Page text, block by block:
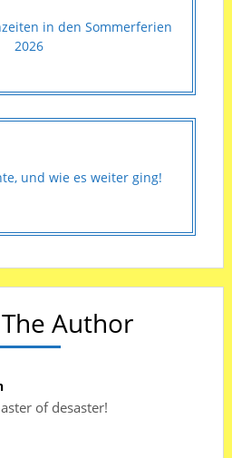
in den Sommerferien
2026
und wie es weiter ging!
Author
of desaster!